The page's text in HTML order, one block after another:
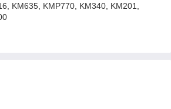
KM635, KMP770, KM340, KM201,